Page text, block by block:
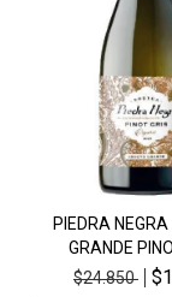
PIEDRA
GRANDE
$24.850